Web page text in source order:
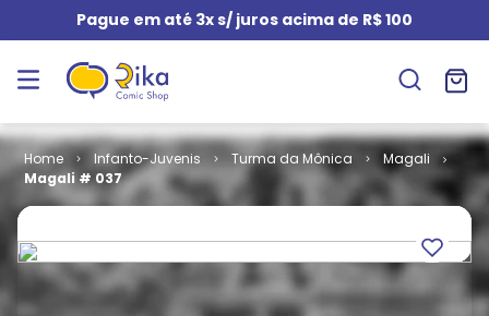
Pague em até 3x s/ juros acima de R$ 100
Infanto-Juvenis Turma da Mônica
Magali
Magali # 037